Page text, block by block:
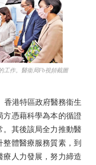
工作。醫衞局Fb視頻截圖
港特區政府醫務衞生
方憑藉科學為本的循證
。其後該局全力推動醫
體醫療服務質素，到
療人力發展，努力締造